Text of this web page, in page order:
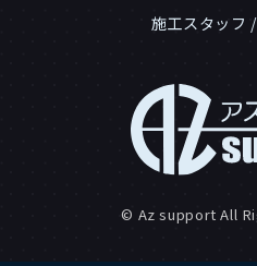
施工スタッフ
© Az support All